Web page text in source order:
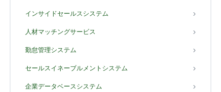
インサイドセールスシステム
人材マッチングサービス
勤怠管理システム
セールスイネーブルメントシステム
企業データベースシステム